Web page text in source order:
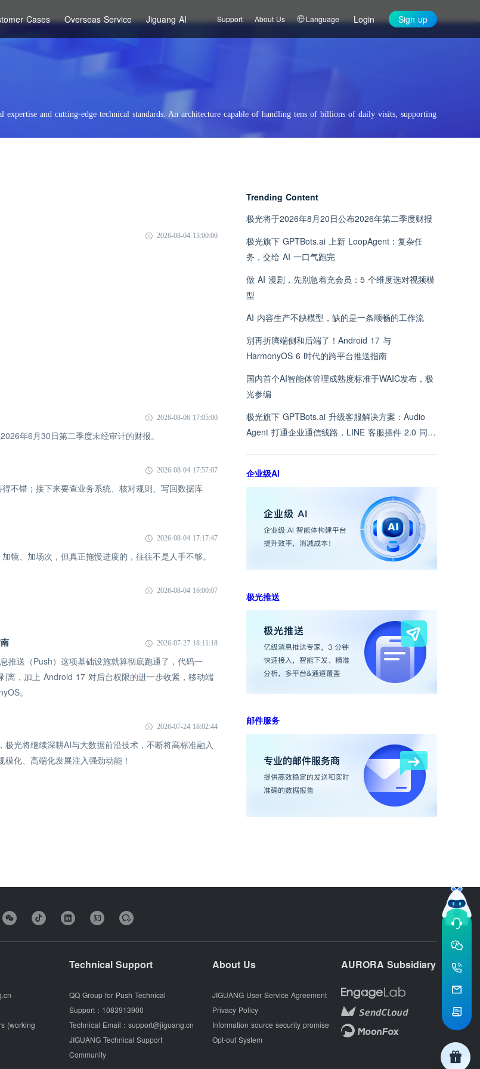
Cases Overseas Service Jiguang AI Support About Us Language Login Sign up
and cutting-edge technical standards. An architecture capable of handling tens of billions of daily visits, supporting
2026-08-04 13:00:00
2026-08-06 17:05:00
年6月30日第二季度未经审计的财报。
2026-08-04 17:57:07
不错；接下来要查业务系统、核对规则、写回数据库
2026-08-04 17:17:47
镜、加场次，但真正拖慢进度的，往往不是人手不够。
2026-08-04 16:00:07
2026-07-27 18:11:18
推送（Push）这项基础设施就算彻底跑通了，代码一
离，加上 Android 17 对后台权限的进一步收紧，移动端
。
2026-07-24 18:02:44
光将继续深耕AI与大数据前沿技术，不断将高标准融入
化、高端化发展注入强劲动能！
Trending Content
极光将于2026年8月20日公布2026年第二季度财报
极光旗下 GPTBots.ai 上新 LoopAgent：复杂任
务，交给 AI 一口气跑完
做 AI 漫剧，先别急着充会员：5 个维度选对视频模
型
AI 内容生产不缺模型，缺的是一条顺畅的工作流
别再折腾端侧和后端了！Android 17 与
HarmonyOS 6 时代的跨平台推送指南
国内首个AI智能体管理成熟度标准于WAIC发布，极
光参编
极光旗下 GPTBots.ai 升级客服解决方案：Audio
Agent 打通企业通信线路，LINE 客服插件 2.0 同步
企业级AI
极光推送
邮件服务
(working
Technical Support
QQ Group for Push Technical
Support： 1083913900
Technical Email： support@jiguang.cn
JIGUANG Technical Support
Community
About Us
JIGUANG User Service Agreement
Privacy Policy
Information source security promise
Opt-out System
AURORA Subsidiary